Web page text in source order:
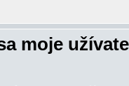
moje